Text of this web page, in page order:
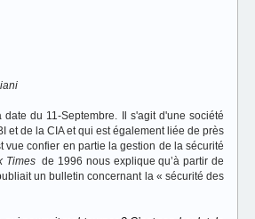
du 11-Septembre. Il s'agit d'une société
et de la CIA et qui est également liée de près
vue confier en partie la gestion de la sécurité
Timesde 1996 nous explique qu’à partir de
un bulletin concernant la « sécurité des